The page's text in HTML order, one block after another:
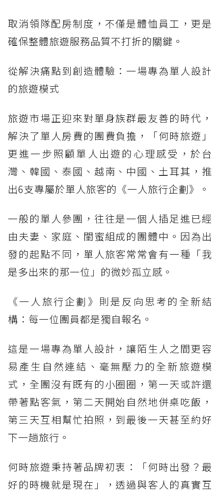
取消領隊配房制度，不僅是體恤員工，更是
確保整體旅遊服務品質不打折的關鍵。
從解決痛點到創造體驗：一場專為單人設計
的旅遊模式
旅遊市場正迎來對單身族群最友善的時代，
解決了單人房費的團費負擔，「何時旅遊」
更進一步照顧單人出遊的心理感受，於台
灣、韓國、泰國、越南、中國、土耳其，推
出6支專屬於單人旅客的《一人旅行企劃》。
一般的單人參團，往往是一個人插足進已經
由夫妻、家庭、閨蜜組成的團體中。因為出
發的起點不同，單人旅客常常會有一種「我
是多出來的那一位」的微妙孤立感。
《一人旅行企劃》則是反向思考的全新結
構：每一位團員都是獨自報名。
這是一場專為單人設計，讓陌生人之間更容
易產生自然連結、毫無壓力的全新旅遊模
式，全團沒有既有的小圈圈，第一天或許還
帶著點客氣，第二天開始自然地併桌吃飯，
第三天互相幫忙拍照，到最後一天甚至約好
下一趟旅行。
何時旅遊秉持著品牌初衷：「何時出發？最
好的時機就是現在」，透過與客人的真實互